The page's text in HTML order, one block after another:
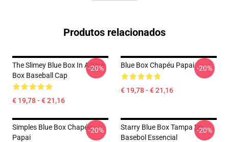
Produtos relacionados
The Slimey Blue Box In A Blue
Box Baseball Cap
€ 19,78 - € 21,16
-20% Blue Box Chapéu Papai
€ 19,78 - € 21,16
-20%
Simples Blue Box Chapéu
Papai
-20%
Starry Blue Box Tampa De
Basebol Essencial
-20%